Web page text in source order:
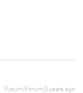
Forum|Forum|5 years ago